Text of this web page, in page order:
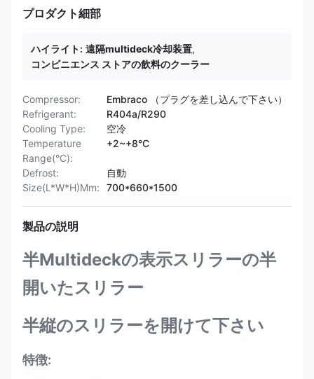
プロダクト細部
ハイライト: 遠隔multideck冷却装置,
コンビニエンス ストアの飲料のクーラー
Compressor:
Embraco （プラグを差し込んで下さい）
Refrigerant:
R404a/R290
Cooling Type:
空冷
Temperature
Range(°C):
+2~+8°C
Defrost:
自動
Size(L*W*H)Mm:
700*660*1500
製品の説明
半Multideckの表示スリラーの半
開いたスリラー
半縦のスリラーを開けて下さい
特徴: